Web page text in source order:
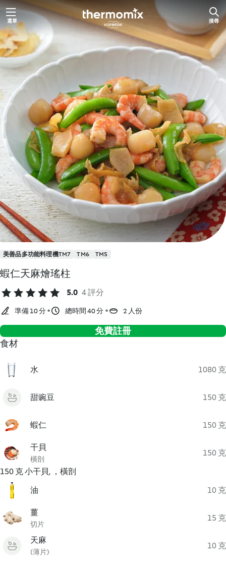
跳
至
主
要
內
容
選單 搜尋
美善品多功能料理機TM7 TM6 TM5
蝦仁天麻燴瑤柱
5.0 4 評分
準備 10 分 總時間 40 分 2 人份
免費註冊
食材
水 1080 克
甜豌豆 150 克
蝦仁 150 克
干貝
橫剖
150 克
150 克 小干貝, ，橫剖
油
10 克
薑
切片
15 克
天麻
(薄片)
10 克